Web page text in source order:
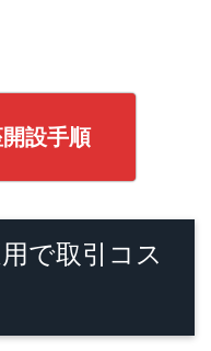
設手順
で取引コス